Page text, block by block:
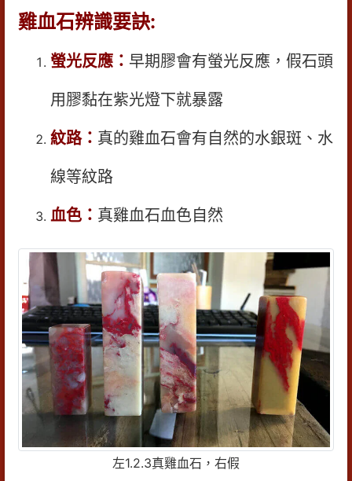
雞血石辨識要訣:
螢光反應： 早期膠會有螢光反應，假石頭
用膠黏在紫光燈下就暴露
紋路： 真的雞血石會有自然的水銀斑、水
線等紋路
血色： 真雞血石血色自然
左1.2.3真雞血石，右假